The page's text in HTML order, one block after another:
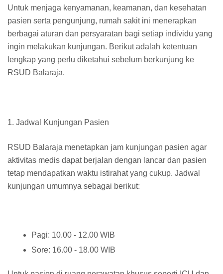
Untuk menjaga kenyamanan, keamanan, dan kesehatan
pasien serta pengunjung, rumah sakit ini menerapkan
berbagai aturan dan persyaratan bagi setiap individu yang
ingin melakukan kunjungan. Berikut adalah ketentuan
lengkap yang perlu diketahui sebelum berkunjung ke
RSUD Balaraja.
1. Jadwal Kunjungan Pasien
RSUD Balaraja menetapkan jam kunjungan pasien agar
aktivitas medis dapat berjalan dengan lancar dan pasien
tetap mendapatkan waktu istirahat yang cukup. Jadwal
kunjungan umumnya sebagai berikut:
Pagi: 10.00 - 12.00 WIB
Sore: 16.00 - 18.00 WIB